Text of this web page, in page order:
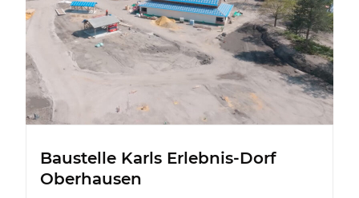
FREIZEIT
Veranstaltungen
Essen & Trinken
Sport
URLAUB
Baustelle Karls Erlebnis-Dorf
Oberhausen